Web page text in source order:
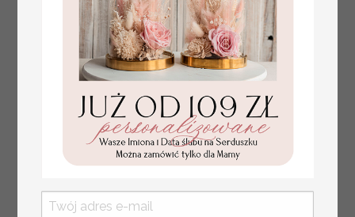
czekoladki bombonierka
na prezent świąteczny z
firm świąteczne czekoladki
z życzeniami,
Bombonierka świąteczna z
życzeniami, drobne
gadżety kontrahentów
37.00 / 30.08 PLN